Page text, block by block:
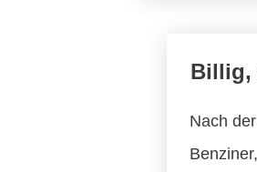
Billig,
Nach